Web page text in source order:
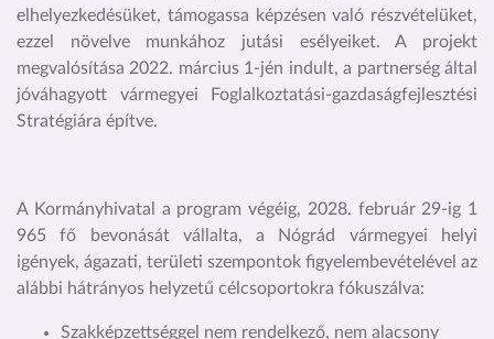
elhelyezkedésüket, támogassa képzésen való részvételüket,
ezzel növelve munkához jutási esélyeiket. A projekt
megvalósítása 2022. március 1-jén indult, a partnerség által
jóváhagyott vármegyei Foglalkoztatási-gazdaságfejlesztési
Stratégiára építve.
A Kormányhivatal a program végéig, 2028. február 29-ig 1
965 fő bevonását vállalta, a Nógrád vármegyei helyi
igények, ágazati, területi szempontok figyelembevételével az
alábbi hátrányos helyzetű célcsoportokra fókuszálva:
Szakképzettséggel nem rendelkező, nem alacsony